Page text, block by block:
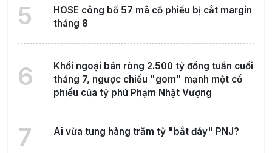
5
HOSE công bố 57 mã cổ phiếu bị cắt margin
tháng 8
6
Khối ngoại bán ròng 2.500 tỷ đồng tuần cuối
tháng 7, ngược chiều "gom" mạnh một cổ
phiếu của tỷ phú Phạm Nhật Vượng
7 Ai vừa tung hàng trăm tỷ "bắt đáy" PNJ?